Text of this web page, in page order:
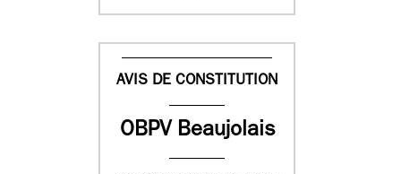
AVIS DE CONSTITUTION
OBPV Beaujolais